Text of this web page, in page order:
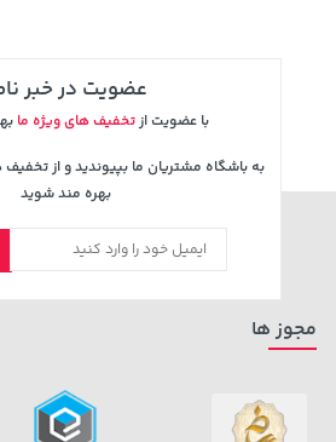
عضویت در خبر
با عضویت ازتخفیف های ویژه ما
به باشگاه مشتریان ما بپیوندید و از
بهره مند شوید
مجوز ها